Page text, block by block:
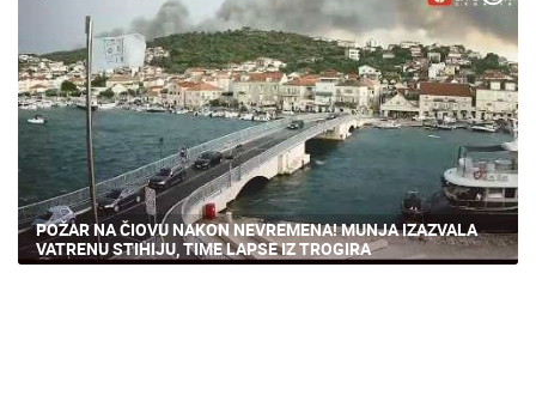
POŽAR NA ČIOVU NAKON NEVREMENA! MUNJA IZAZVALA
VATRENU STIHIJU, TIME LAPSE IZ TROGIRA